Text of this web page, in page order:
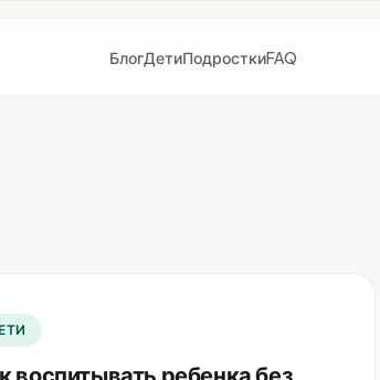
БлогДетиПодросткиFAQ
воспитывать ребенка без